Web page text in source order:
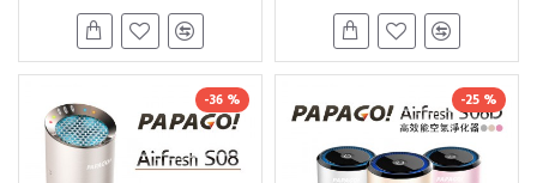
-36 % -25 %